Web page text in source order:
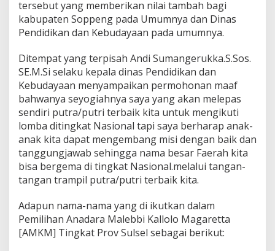
tersebut yang memberikan nilai tambah bagi
kabupaten Soppeng pada Umumnya dan Dinas
Pendidikan dan Kebudayaan pada umumnya.
Ditempat yang terpisah Andi Sumangerukka.S.Sos.
SE.M.Si selaku kepala dinas Pendidikan dan
Kebudayaan menyampaikan permohonan maaf
bahwanya seyogiahnya saya yang akan melepas
sendiri putra/putri terbaik kita untuk mengikuti
lomba ditingkat Nasional tapi saya berharap anak-
anak kita dapat mengembang misi dengan baik dan
tanggungjawab sehingga nama besar Faerah kita
bisa bergema di tingkat Nasional.melalui tangan-
tangan trampil putra/putri terbaik kita.
Adapun nama-nama yang di ikutkan dalam
Pemilihan Anadara Malebbi Kallolo Magaretta
[AMKM] Tingkat Prov Sulsel sebagai berikut: